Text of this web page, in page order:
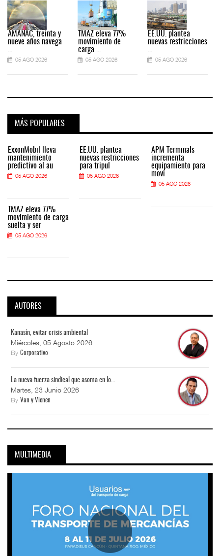
AMANAC, treinta y
nueve años navega
...
05 AGO 2026
TMAZ eleva 77%
movimiento de
carga ...
05 AGO 2026
EE.UU. plantea
nuevas restricciones
...
05 AGO 2026
MÁS POPULARES
ExxonMobil lleva
mantenimiento
predictivo al au
05 AGO 2026
TMAZ eleva 77%
movimiento de carga
suelta y ser
05 AGO 2026
EE.UU. plantea
nuevas restricciones
para tripul
05 AGO 2026
APM Terminals
incrementa
equipamiento para
movi
05 AGO 2026
AUTORES
Kanasín, evitar crisis ambiental
Miércoles, 05 Agosto 2026
By Corporativo
La nueva fuerza sindical que asoma en lo...
Martes, 23 Junio 2026
By Van y Vienen
MULTIMEDIA